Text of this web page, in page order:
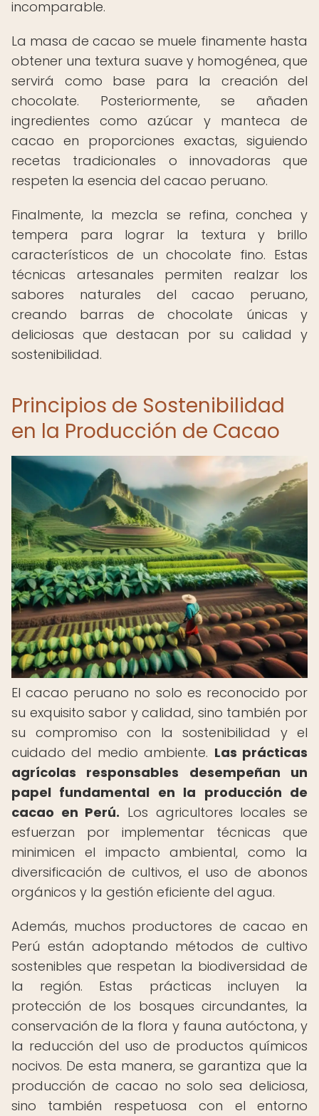
incomparable.
La masa de cacao se muele finamente hasta
obtener una textura suave y homogénea, que
servirá como base para la creación del
chocolate. Posteriormente, se añaden
ingredientes como azúcar y manteca de
cacao en proporciones exactas, siguiendo
recetas tradicionales o innovadoras que
respeten la esencia del cacao peruano.
Finalmente, la mezcla se refina, conchea y
tempera para lograr la textura y brillo
característicos de un chocolate fino. Estas
técnicas artesanales permiten realzar los
sabores naturales del cacao peruano,
creando barras de chocolate únicas y
deliciosas que destacan por su calidad y
sostenibilidad.
Principios de Sostenibilidad
en la Producción de Cacao
El cacao peruano no solo es reconocido por
su exquisito sabor y calidad, sino también por
su compromiso con la sostenibilidad y el
cuidado del medio ambiente. Las prácticas
agrícolas responsables desempeñan un
papel fundamental en la producción de
cacao en Perú. Los agricultores locales se
esfuerzan por implementar técnicas que
minimicen el impacto ambiental, como la
diversificación de cultivos, el uso de abonos
orgánicos y la gestión eficiente del agua.
Además, muchos productores de cacao en
Perú están adoptando métodos de cultivo
sostenibles que respetan la biodiversidad de
la región. Estas prácticas incluyen la
protección de los bosques circundantes, la
conservación de la flora y fauna autóctona, y
la reducción del uso de productos químicos
nocivos. De esta manera, se garantiza que la
producción de cacao no solo sea deliciosa,
sino también respetuosa con el entorno